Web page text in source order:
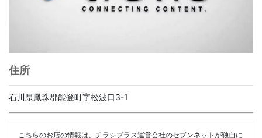
住所
石川県鳳珠郡能登町字松波口3-1
こちらのお店の情報は、チラシプラス運営会社のセブンネットが独自に